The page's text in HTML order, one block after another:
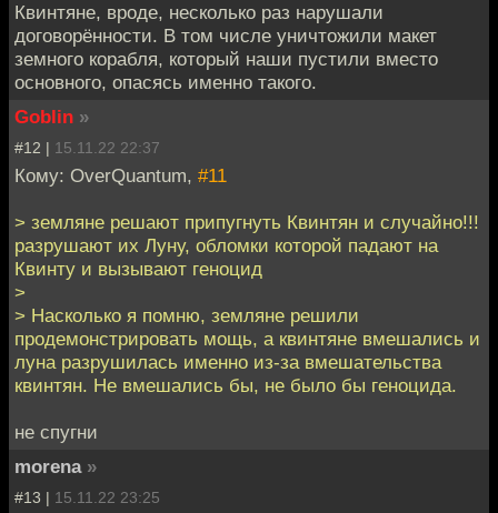
Квинтяне, вроде, несколько раз нарушали
договорённости. В том числе уничтожили макет
земного корабля, который наши пустили вместо
основного, опасясь именно такого.
Goblin »
#12 | 15.11.22 22:37
Кому: OverQuantum, #11
> земляне решают припугнуть Квинтян и случайно!!!
разрушают их Луну, обломки которой падают на
Квинту и вызывают геноцид
>
> Насколько я помню, земляне решили
продемонстрировать мощь, а квинтяне вмешались и
луна разрушилась именно из-за вмешательства
квинтян. Не вмешались бы, не было бы геноцида.
не спугни
morena »
#13 | 15.11.22 23:25